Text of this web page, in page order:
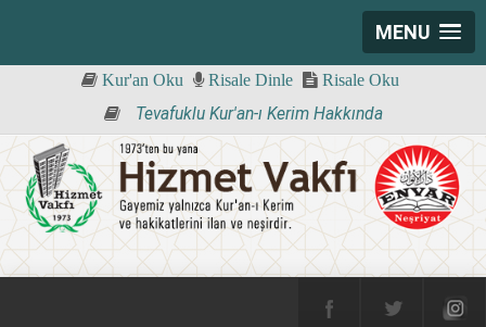
MENU
Kur'an Oku Risale Dinle Risale Oku
Tevafuklu Kur'an-ı Kerim Hakkında